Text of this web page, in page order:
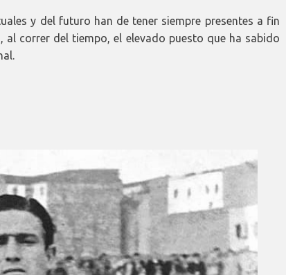
y del futuro han de tener siempre presentes a fin
al correr del tiempo, el elevado puesto que ha sabido